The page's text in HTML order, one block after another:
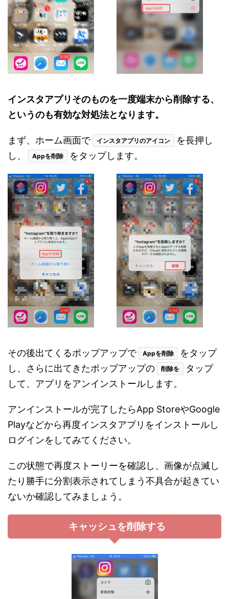
インスタアプリそのものを一度端末から削除する、
というのも有効な対処法となります。
まず、ホーム画面で インスタアプリのアイコン
を長押し
し、
Appを削除 をタップします。
その後出てくるポップアップで Appを削除
をタップ
し、さらに出てきたポップアップの
削除を
タップ
して、アプリをアンインストールします。
アンインストールが完了したらApp StoreやGoogle
Playなどから再度インスタアプリをインストールし
ログインをしてみてください。
この状態で再度ストーリーを確認し、画像が点滅し
たり勝手に分割表示されてしまう不具合が起きてい
ないか確認してみましょう。
キャッシュを削除する